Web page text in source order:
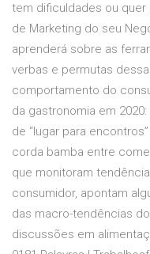
tem dificuldades ou quer
de Marketing do seu
aprenderá sobre as
verbas e permutas
comportamento do
da gastronomia em 2020:
de “lugar para
corda bamba entre
que monitoram
consumidor, apontam
das macro-tendências
discussões em